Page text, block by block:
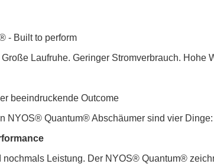
- Built to perform
Laufruhe. Geringer Stromverbrauch. Hohe
beeindruckende Outcome
NYOS® Quantum® Abschäumer sind vier Dinge:
nochmals Leistung. Der NYOS® Quantum®